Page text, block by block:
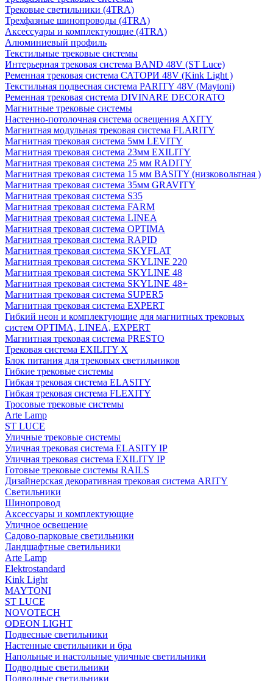
Трековые светильники (4TRA)
Трехфазные шинопроводы (4TRA)
Аксессуары и комплектующие (4TRA)
Алюминиевый профиль
Текстильные трековые системы
Интерьерная трековая система BAND 48V (ST Luce)
Ременная трековая система САТОРИ 48V (Kink Light )
Текстильная подвесная система PARITY 48V (Maytoni)
Ременная трековая система DIVINARE DECORATO
Магнитные трековые системы
Настенно-потолочная система освещения AXITY
Магнитная модульная трековая система FLARITY
Магнитная трековая система 5мм LEVITY
Магнитная трековая система 23мм EXILITY
Магнитная трековая система 25 мм RADITY
Магнитная трековая система 15 мм BASITY (низковольтная )
Магнитная трековая система 35мм GRAVITY
Магнитная трековая система S35
Магнитная трековая система FARM
Магнитная трековая система LINEA
Магнитная трековая система OPTIMA
Магнитная трековая система RAPID
Магнитная трековая система SKYFLAT
Магнитная трековая система SKYLINE 220
Магнитная трековая система SKYLINE 48
Магнитная трековая система SKYLINE 48+
Магнитная трековая система SUPER5
Магнитная трековая система EXPERT
Гибкий неон и комплектующие для магнитных трековых
систем OPTIMA, LINEA, EXPERT
Магнитная трековая система PRESTO
Трековая система EXILITY X
Блок питания для трековых светильников
Гибкие трековые системы
Гибкая трековая система ELASITY
Гибкая трековая система FLEXITY
Тросовые трековые системы
Arte Lamp
ST LUCE
Уличные трековые системы
Уличная трековая система ELASITY IP
Уличная трековая система EXILITY IP
Готовые трековые системы RAILS
Дизайнерская декоративная трековая система ARITY
Светильники
Шинопровод
Аксессуары и комплектующие
Уличное освещение
Садово-парковые светильники
Ландшафтные светильники
Arte Lamp
Elektrostandard
Kink Light
MAYTONI
ST LUCE
NOVOTECH
ODEON LIGHT
Подвесные светильники
Настенные светильники и бра
Напольные и настольные уличные светильники
Подводные светильники
Подводные светильники